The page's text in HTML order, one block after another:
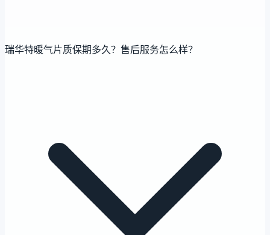
瑞华特暖气片质保期多久？售后服务怎么样？